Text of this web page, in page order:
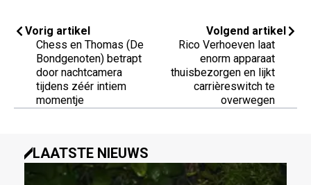
Vorig artikel
Chess en Thomas (De
Bondgenoten) betrapt
door nachtcamera
tijdens zéér intiem
momentje
Volgend artikel
Rico Verhoeven laat
enorm apparaat
thuisbezorgen en lijkt
carrièreswitch te
overwegen
LAATSTE NIEUWS